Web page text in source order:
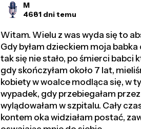
M
4681 dni temu
Witam. Wielu z was wyda się to
Gdy byłam dzieckiem moja
tak się nie stało, po śmierci babci
gdy skończyłam około 7 lat,
kobiety w woalce modląca się, w
wypadek, gdy przebiegałam
wylądowałam w szpitalu. Cały
kontem oka widziałam postać,